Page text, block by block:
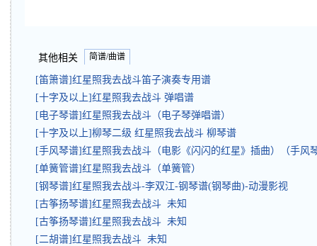
其他相关 简谱/曲谱
[笛箫谱]红星照我去战斗笛子演奏专用谱
[十字及以上]红星照我去战斗 弹唱谱
[电子琴谱]红星照我去战斗（电子琴弹唱谱）
[十字及以上]柳琴二级 红星照我去战斗 柳琴谱
[手风琴谱]红星照我去战斗（电影《闪闪的红星》插曲）（手风
[单簧管谱]红星照我去战斗（单簧管）
[钢琴谱]红星照我去战斗-李双江-钢琴谱(钢琴曲)-动漫影视
[古筝扬琴谱]红星照我去战斗 未知
[古筝扬琴谱]红星照我去战斗 未知
[二胡谱]红星照我去战斗 未知